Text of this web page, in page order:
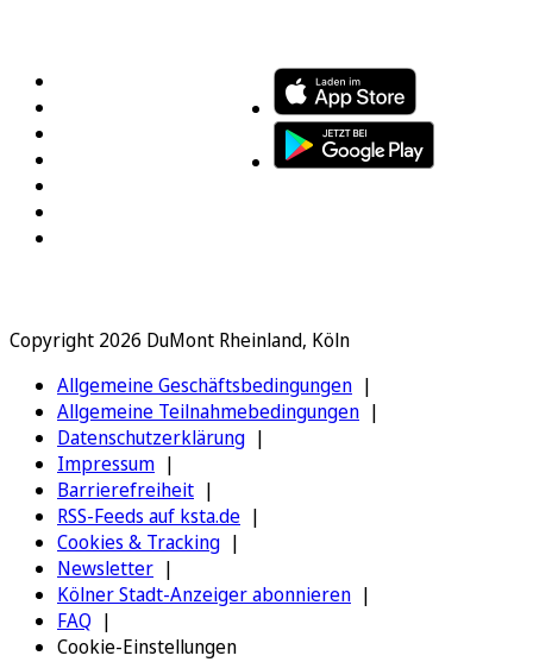
Copyright 2026 DuMont Rheinland, Köln
Allgemeine Geschäftsbedingungen
Allgemeine Teilnahmebedingungen
Datenschutzerklärung
Impressum
Barrierefreiheit
RSS-Feeds auf ksta.de
Cookies & Tracking
Newsletter
Kölner Stadt-Anzeiger abonnieren
FAQ
Cookie-Einstellungen